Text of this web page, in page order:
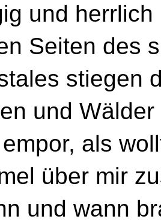
und herrlich
Seiten des
stiegen
und
als
über mir
und wann